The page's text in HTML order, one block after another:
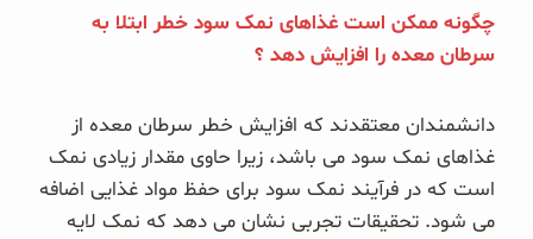
چگونه ممکن است غذاهای نمک سود خطر ابتلا به
سرطان معده را افزایش دهد ؟
دانشمندان معتقدند که افزایش خطر سرطان معده از
غذاهای نمک سود می باشد، زیرا حاوی مقدار زیادی نمک
است که در فرآیند نمک سود برای حفظ مواد غذایی اضافه
می شود. تحقیقات تجربی نشان می دهد که نمک لایه